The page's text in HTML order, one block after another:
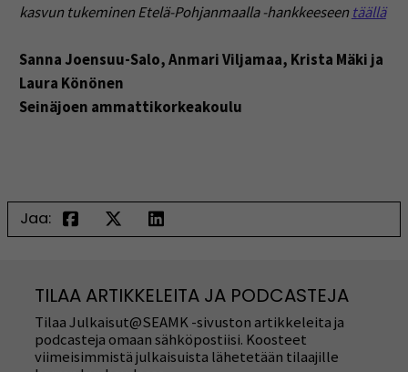
kasvun tukeminen Etelä-Pohjanmaalla -hankkeeseentäällä
Sanna Joensuu-Salo, Anmari Viljamaa, Krista Mäki ja
Laura Könönen
Seinäjoen ammattikorkeakoulu
Jaa:
TILAA ARTIKKELEITA JA PODCASTEJA
Tilaa Julkaisut@SEAMK -sivuston artikkeleita ja
podcasteja omaan sähköpostiisi. Koosteet
viimeisimmistä julkaisuista lähetetään tilaajille